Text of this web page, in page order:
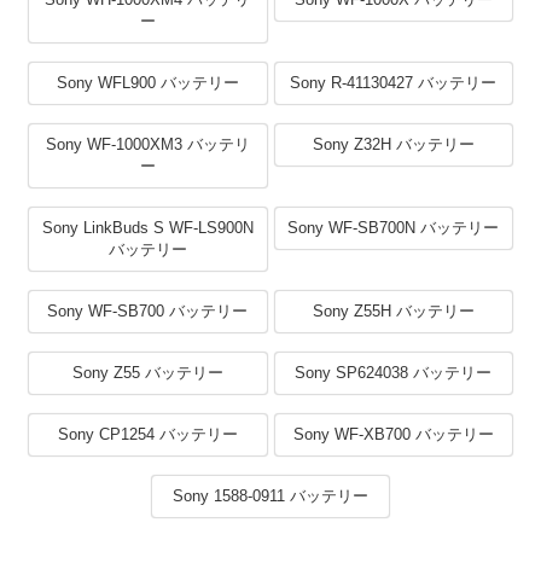
ー
Sony WFL900 バッテリー Sony R-41130427 バッテリー
Sony WF-1000XM3 バッテリ
ー
Sony Z32H バッテリー
Sony LinkBuds S WF-LS900N
バッテリー
Sony WF-SB700N バッテリー
Sony WF-SB700 バッテリー Sony Z55H バッテリー
Sony Z55 バッテリー Sony SP624038 バッテリー
Sony CP1254 バッテリー Sony WF-XB700 バッテリー
Sony 1588-0911 バッテリー